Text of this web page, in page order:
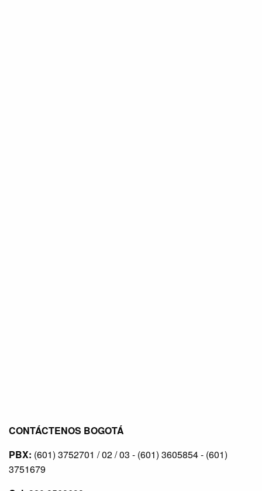
CONTÁCTENOS BOGOTÁ
PBX: (601) 3752701 / 02 / 03 - (601) 3605854 - (601)
3751679